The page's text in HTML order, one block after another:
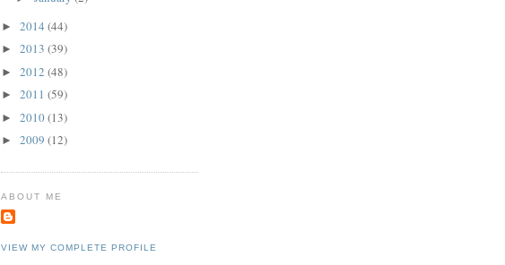
► 2014 (44)
► 2013 (39)
► 2012 (48)
► 2011 (59)
► 2010(13)
► 2009 (12)
ABOUT ME
VIEW MY COMPLETE PROFILE